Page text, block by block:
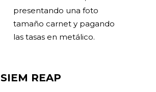
presentando una foto
tamaño carnet y pagando
las tasas en metálico.
SIEM REAP